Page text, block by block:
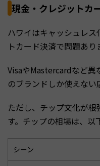
現金・クレジットカ
ハワイはキャッシュレ
トカード決済で問題あり
VisaやMastercardなど異
のブランドしか使えない
ただし、チップ文化が
す。チップの相場は、以
シーン